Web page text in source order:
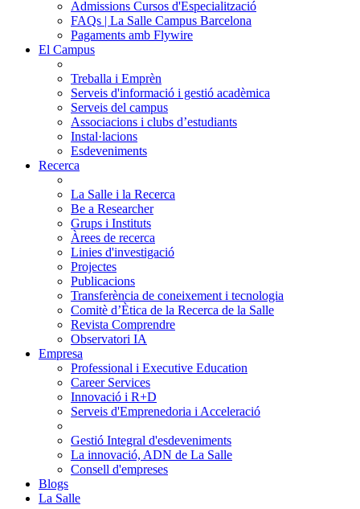
Admissions Cursos d'Especialització
FAQs | La Salle Campus Barcelona
Pagaments amb Flywire
El Campus
Treballa i Emprèn
Serveis d'informació i gestió acadèmica
Serveis del campus
Associacions i clubs d’estudiants
Instal·lacions
Esdeveniments
Recerca
La Salle i la Recerca
Be a Researcher
Grups i Instituts
Àrees de recerca
Linies d'investigació
Projectes
Publicacions
Transferència de coneixement i tecnologia
Comitè d’Ètica de la Recerca de la Salle
Revista Comprendre
Observatori IA
Empresa
Professional i Executive Education
Career Services
Innovació i R+D
Serveis d'Emprenedoria i Acceleració
Gestió Integral d'esdeveniments
La innovació, ADN de La Salle
Consell d'empreses
Blogs
La Salle